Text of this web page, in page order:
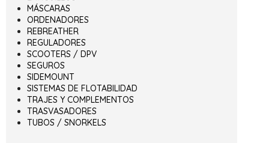
MÁSCARAS
ORDENADORES
REBREATHER
REGULADORES
SCOOTERS / DPV
SEGUROS
SIDEMOUNT
SISTEMAS DE FLOTABILIDAD
TRAJES Y COMPLEMENTOS
TRASVASADORES
TUBOS / SNORKELS